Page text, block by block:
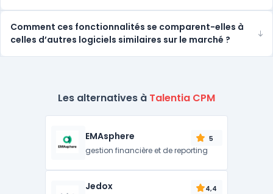
Comment ces fonctionnalités se comparent-elles à
celles d’autres logiciels similaires sur le marché ?
Les alternatives à Talentia CPM
EMAsphere 5
gestion financière et de reporting
Jedox 4,4